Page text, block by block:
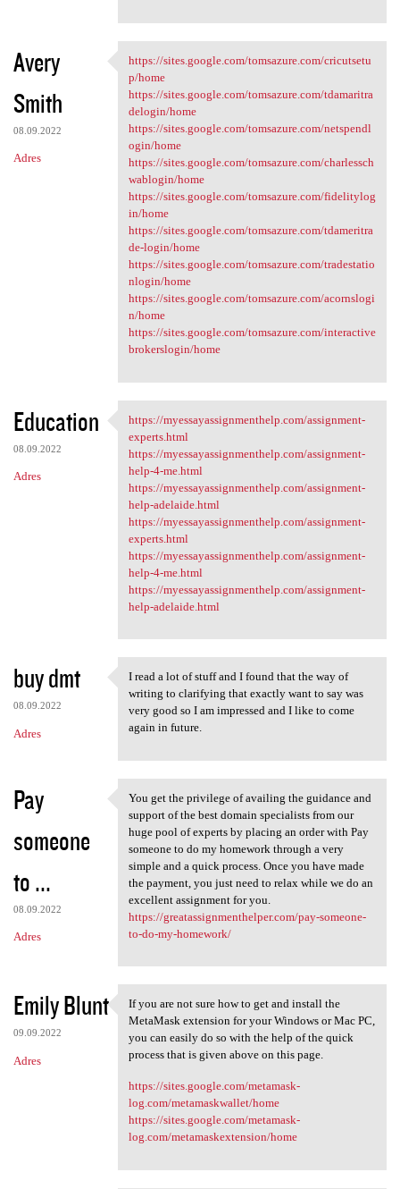
Avery
Smith
08.09.2022
Adres
https://sites.google.com
https://sites.google.com/tomsazure.com/cricutsetu
p/home
https://sites.google.com/tomsazure.com/tdamaritra
delogin/home
https://sites.google.com/tomsazure.com/netspendl
ogin/home
https://sites.google.com/tomsazure.com/charlessch
wablogin/home
https://sites.google.com/tomsazure.com/fidelitylog
in/home
https://sites.google.com/tomsazure.com/tdameritra
de-login/home
https://sites.google.com/tomsazure.com/tradestatio
nlogin/home
https://sites.google.com/tomsazure.com/acornslogi
n/home
https://sites.google.com/tomsazure.com/interactive
brokerslogin/home
Education
08.09.2022
Adres
https://myessayassignmenthelp
https://myessayassignmenthelp.com/assignment-
experts.html
https://myessayassignmenthelp.com/assignment-
help-4-me.html
https://myessayassignmenthelp.com/assignment-
help-adelaide.html
https://myessayassignmenthelp.com/assignment-
experts.html
https://myessayassignmenthelp.com/assignment-
help-4-me.html
https://myessayassignmenthelp.com/assignment-
help-adelaide.html
buy dmt
08.09.2022
Adres
I read a lot of stuff and I
I read a lot of stuff and I found that the way of
writing to clarifying that exactly want to say was
very good so I am impressed and I like to come
again in future.
Pay
someone
to ...
08.09.2022
Adres
You get the privilege of
You get the privilege of availing the guidance and
support of the best domain specialists from our
huge pool of experts by placing an order with Pay
someone to do my homework through a very
simple and a quick process. Once you have made
the payment, you just need to relax while we do an
excellent assignment for you.
https://greatassignmenthelper.com/pay-someone-
to-do-my-homework/
Emily Blunt
09.09.2022
Adres
If you are not sure how to
If you are not sure how to get and install the
MetaMask extension for your Windows or Mac PC,
you can easily do so with the help of the quick
process that is given above on this page.
https://sites.google.com/metamask-
log.com/metamaskwallet/home
https://sites.google.com/metamask-
log.com/metamaskextension/home